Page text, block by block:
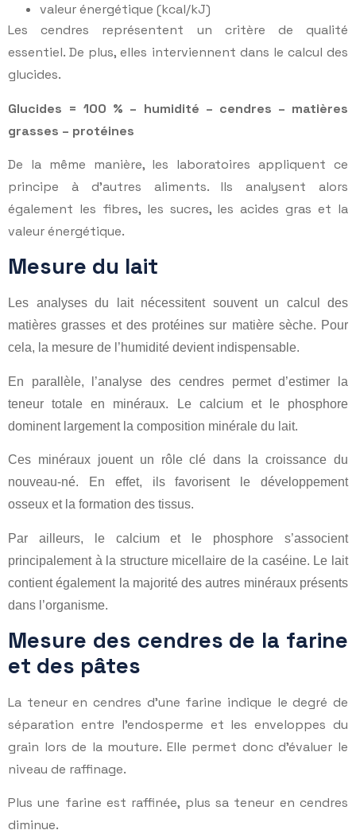
valeur énergétique (kcal/kJ)
Les cendres représentent un critère de qualité
essentiel. De plus, elles interviennent dans le calcul des
glucides.
Glucides = 100 % – humidité – cendres – matières
grasses – protéines
De la même manière, les laboratoires appliquent ce
principe à d’autres aliments. Ils analysent alors
également les fibres, les sucres, les acides gras et la
valeur énergétique.
Mesure du lait
Les analyses du lait nécessitent souvent un calcul des
matières grasses et des protéines sur matière sèche. Pour
cela, la mesure de l’humidité devient indispensable.
En parallèle, l’analyse des cendres permet d’estimer la
teneur totale en minéraux. Le calcium et le phosphore
dominent largement la composition minérale du lait.
Ces minéraux jouent un rôle clé dans la croissance du
nouveau-né. En effet, ils favorisent le développement
osseux et la formation des tissus.
Par ailleurs, le calcium et le phosphore s’associent
principalement à la structure micellaire de la caséine. Le lait
contient également la majorité des autres minéraux présents
dans l’organisme.
Mesure des cendres de la farine
et des pâtes
La teneur en cendres d’une farine indique le degré de
séparation entre l’endosperme et les enveloppes du
grain lors de la mouture. Elle permet donc d’évaluer le
niveau de raffinage.
Plus une farine est raffinée, plus sa teneur en cendres
diminue.